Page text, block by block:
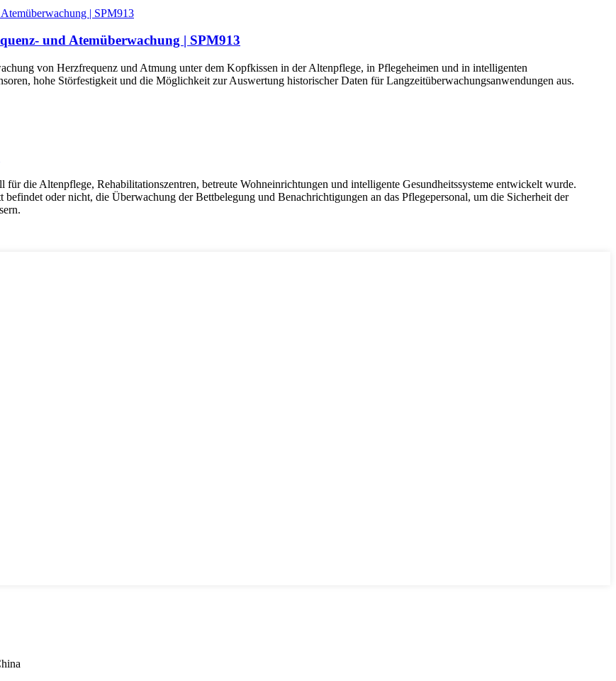
und Atemüberwachung | SPM913
von Herzfrequenz und Atmung unter dem Kopfkissen in der Altenpflege, in Pflegeheimen und in intelligenten
hohe Störfestigkeit und die Möglichkeit zur Auswertung historischer Daten für Langzeitüberwachungsanwendungen aus.
für die Altenpflege, Rehabilitationszentren, betreute Wohneinrichtungen und intelligente Gesundheitssysteme entwickelt wurde.
oder nicht, die Überwachung der Bettbelegung und Benachrichtigungen an das Pflegepersonal, um die Sicherheit der